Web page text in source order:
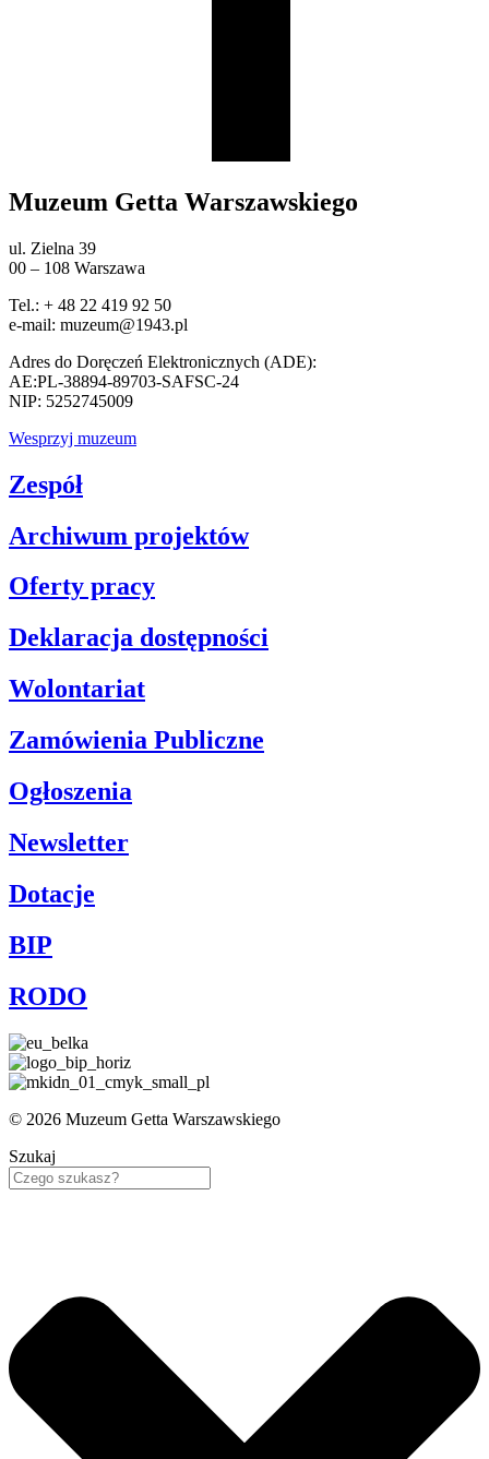
Muzeum Getta Warszawskiego
ul. Zielna 39
00 – 108 Warszawa
Tel.: + 48 22 419 92 50
e-mail: muzeum@1943.pl
Adres do Doręczeń Elektronicznych (ADE):
AE:PL-38894-89703-SAFSC-24
NIP: 5252745009
Wesprzyj muzeum
Zespół
Archiwum projektów
Oferty pracy
Deklaracja dostępności
Wolontariat
Zamówienia Publiczne
Ogłoszenia
Newsletter
Dotacje
BIP
RODO
© 2026 Muzeum Getta Warszawskiego
Szukaj